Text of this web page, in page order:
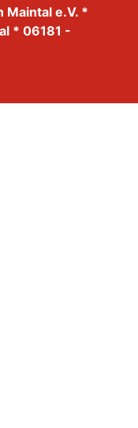
Maintal e.V. *
* 06181 -